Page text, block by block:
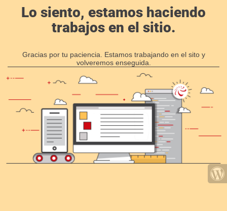
Lo siento, estamos haciendo
trabajos en el sitio.
Gracias por tu paciencia. Estamos trabajando en el sito y
volveremos enseguida.